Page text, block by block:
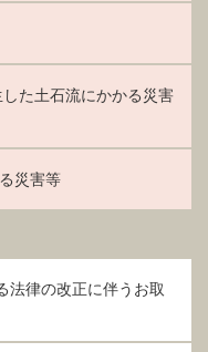
た土石流にかかる災害
災害等
法律の改正に伴うお取